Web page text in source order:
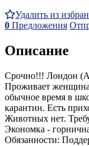
Удалить из
0 Предложения
Описание
Срочно!!! Лондон
Проживает женщина
обычное время в
карантин. Есть
Животных нет.
Экономка -
Обязанности: